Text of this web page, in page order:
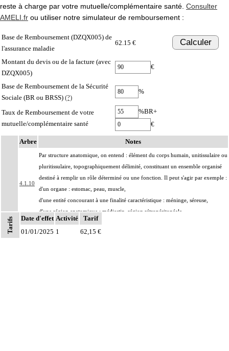
reste à charge par votre mutuelle/complémentaire santé. Consulter
AMELI.fr ou utiliser notre simulateur de remboursement :
Base de Remboursement (DZQX005) de
l'assurance maladie
62.15 € Calculer
Montant du devis ou de la facture (avec
DZQX005)
€
Base de Remboursement de la Sécurité
Sociale (BR ou BRSS) (?)
%
Taux de Remboursement de votre
mutuelle/complémentaire santé
%BR+
€
Arbre Notes
4.1.10
Par structure anatomique, on entend : élément du corps humain, unitissulaire ou
pluritissulaire, topographiquement délimité, constituant un ensemble organisé
destiné à remplir un rôle déterminé ou une fonction. Il peut s'agir par exemple :
d'un organe : estomac, peau, muscle,
d'une entité concourant à une finalité caractéristique : méninge, séreuse,
d'une région anatomique : médiastin, région rétropéritonéale
4.1.10
Par biopsie, on entend : prélèvement sur une structure anatomique d'un
fragment biopsique ou de fragments biopsiques multiples non distingués les uns
Tarifs Date d'effet Activité
Tarif
01/01/2025 1 62,15 €